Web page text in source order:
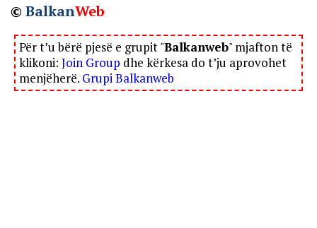
© BalkanWeb
Për t’u bërë pjesë e grupit "Balkanweb" mjafton të
klikoni: Join Group dhe kërkesa do t’ju aprovohet
menjëherë. Grupi Balkanweb